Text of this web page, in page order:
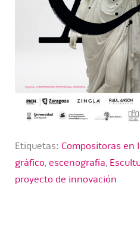
Etiquetas: Compositoras en
gráfico, escenografía,
proyecto de innovación